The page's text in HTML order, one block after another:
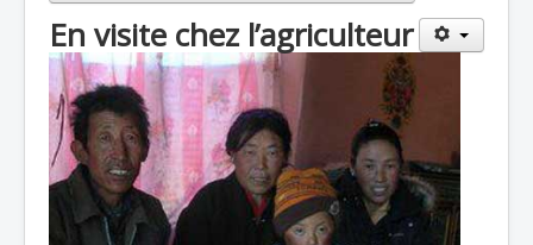
En visite chez l’agriculteur